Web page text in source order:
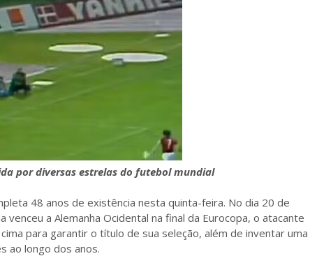
por diversas estrelas do futebol mundial
48 anos de existência nesta quinta-feira. No dia 20 de
venceu a Alemanha Ocidental na final da Eurocopa, o atacante
para garantir o título de sua seleção, além de inventar uma
ao longo dos anos.